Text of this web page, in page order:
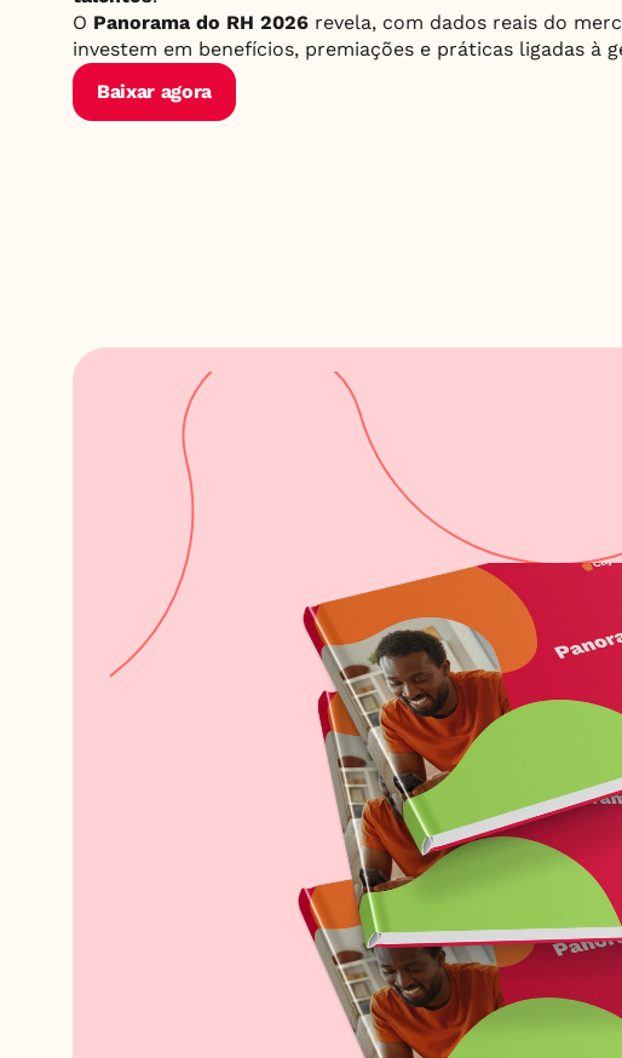
O Panorama do RH 2026 revela, com dados reais do
investem em benefícios, premiações e práticas ligadas à
Baixar agora